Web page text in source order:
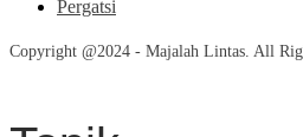
Pergatsi
Copyright @2024 - Majalah Lintas. All